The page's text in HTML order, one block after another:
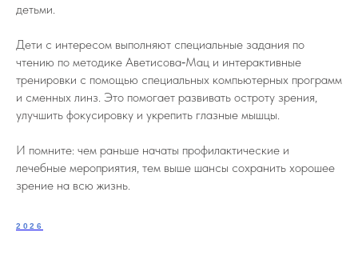
детьми.
Дети с интересом выполняют специальные задания по
чтению по методике Аветисова‑Мац и интерактивные
тренировки с помощью специальных компьютерных программ
и сменных линз. Это помогает развивать остроту зрения,
улучшить фокусировку и укрепить глазные мышцы.
И помните: чем раньше начаты профилактические и
лечебные мероприятия, тем выше шансы сохранить хорошее
зрение на всю жизнь.
2026